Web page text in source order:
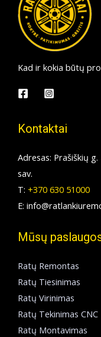
Kad ir kokia būtų
Kontaktai
Adresas: Prašiškių
sav.
T: +370 630 51000
E:
Mūsų
Ratų Remontas
Ratų Tiesinimas
Ratų Virinimas
Ratų Tekinimas CNC
Ratų Montavimas